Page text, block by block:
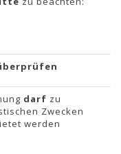
darf zu
Zwecken
werden